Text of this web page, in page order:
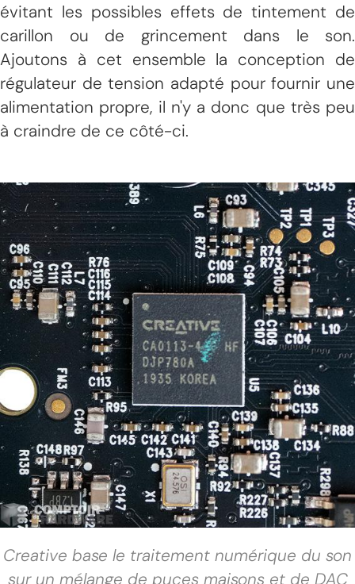
évitant les possibles effets de tintement de
carillon ou de grincement dans le son.
Ajoutons à cet ensemble la conception de
régulateur de tension adapté pour fournir une
alimentation propre, il n'y a donc que très peu
à craindre de ce côté-ci.
Creative base le traitement numérique du son
sur un mélange de puces maisons et de DAC